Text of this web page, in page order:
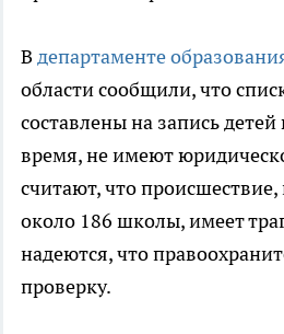
В департаменте
области сообщили, что
составлены на запись
время, не имеют
считают, что происшествие,
около 186 школы, имеет
надеются, что
проверку.